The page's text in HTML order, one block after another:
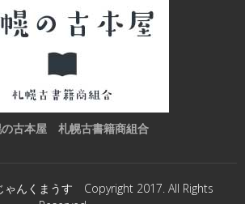
古本屋 札幌古書籍商組合
んくまうす Copyright 2017. All Rights